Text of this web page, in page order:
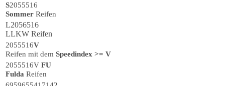
S2055516
Sommer Reifen
L2056516
LLKW Reifen
2055516V
Reifen mit dem Speedindex >= V
2055516V FU
Fulda Reifen